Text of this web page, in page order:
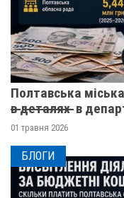
Полтавська
в̶ ̶д̶е̶т̶а̶л̶я̶х̶ ̶ в
01 травня 2026
БЛОГИ